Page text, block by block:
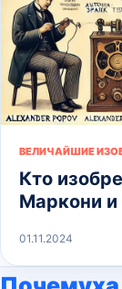
ВЕЛИЧАЙШИЕ
Кто
Маркони и
01.11.2024